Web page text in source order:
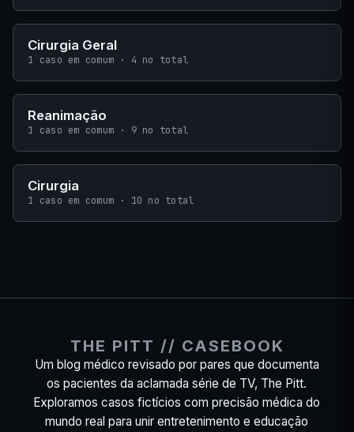
Cirurgia Geral
1 caso em comum · 4 no total
Reanimação
1 caso em comum · 9 no total
Cirurgia
1 caso em comum · 10 no total
THE PITT // CASEBOOK
Um blog médico revisado por pares que documenta
os pacientes da aclamada série de TV, The Pitt.
Exploramos casos fictícios com precisão médica do
mundo real para unir entretenimento e educação